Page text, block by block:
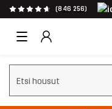
(846 256)
Tyhjennä haku